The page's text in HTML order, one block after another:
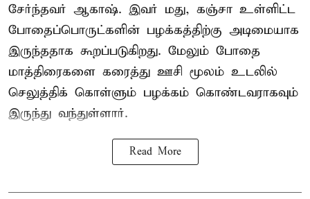
சேர்ந்தவர் ஆகாஷ். இவர் மது, கஞ்சா உள்ளிட்ட
போதைப்பொருட்களின் பழக்கத்திற்கு அடிமையாக
இருந்ததாக கூறப்படுகிறது. மேலும் போதை
மாத்திரைகளை கரைத்து ஊசி மூலம் உடலில்
செலுத்திக் கொள்ளும் பழக்கம் கொண்டவராகவும்
இருந்து வந்துள்ளார்.
Read More